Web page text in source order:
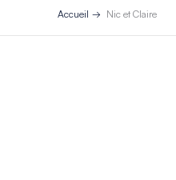
Accueil Nic et Claire